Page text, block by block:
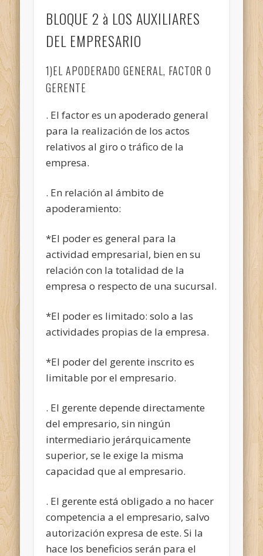
BLOQUE 2 à LOS AUXILIARES
DEL EMPRESARIO
1)EL APODERADO GENERAL, FACTOR O
GERENTE
. El factor es un apoderado general
para la realización de los actos
relativos al giro o tráfico de la
empresa.
. En relación al ámbito de
apoderamiento:
*El poder es general para la
actividad empresarial, bien en su
relación con la totalidad de la
empresa o respecto de una sucursal.
*El poder es limitado: solo a las
actividades propias de la empresa.
*El poder del gerente inscrito es
limitable por el empresario.
. El gerente depende directamente
del empresario, sin ningún
intermediario jerárquicamente
superior, se le exige la misma
capacidad que al empresario.
. El gerente está obligado a no hacer
competencia a el empresario, salvo
autorización expresa de este. Si la
hace los beneficios serán para el